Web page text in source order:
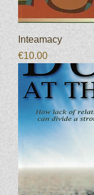
Inteamacy
Prijs
€10.00